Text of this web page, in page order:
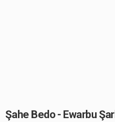
Şahe Bedo - Ewarbu